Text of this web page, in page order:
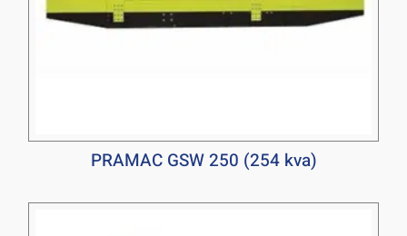
PRAMAC GSW 250 (254 kva)